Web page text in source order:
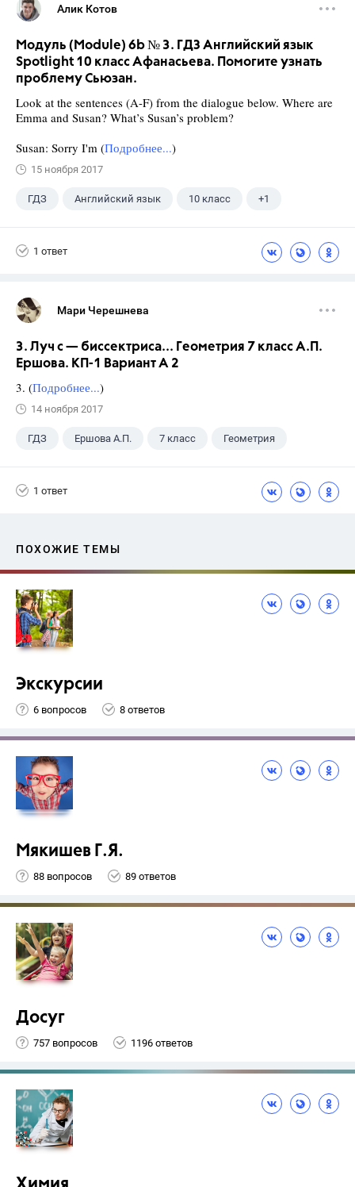
Алик Котов
Модуль (Module) 6b № 3. ГДЗ Английский язык
Spotlight 10 класс Афанасьева. Помогите узнать
проблему Сьюзан.
Look at the sentences (A-F) from the dialogue below. Where are
Emma and Susan? What’s Susan’s problem?
Susan: Sorry I'm (Подробнее...)
15 ноября 2017
ГДЗ Английский язык 10 класс +1
1 ответ
Мари Черешнева
3. Луч с — биссектриса... Геометрия 7 класс А.П.
Ершова. КП-1 Вариант А 2
3. (Подробнее...)
14 ноября 2017
ГДЗ Ершова А.П. 7 класс Геометрия
1 ответ
ПОХОЖИЕ ТЕМЫ
Экскурсии
6 вопросов 8 ответов
Мякишев Г.Я.
88 вопросов 89 ответов
Досуг
757 вопросов 1196 ответов